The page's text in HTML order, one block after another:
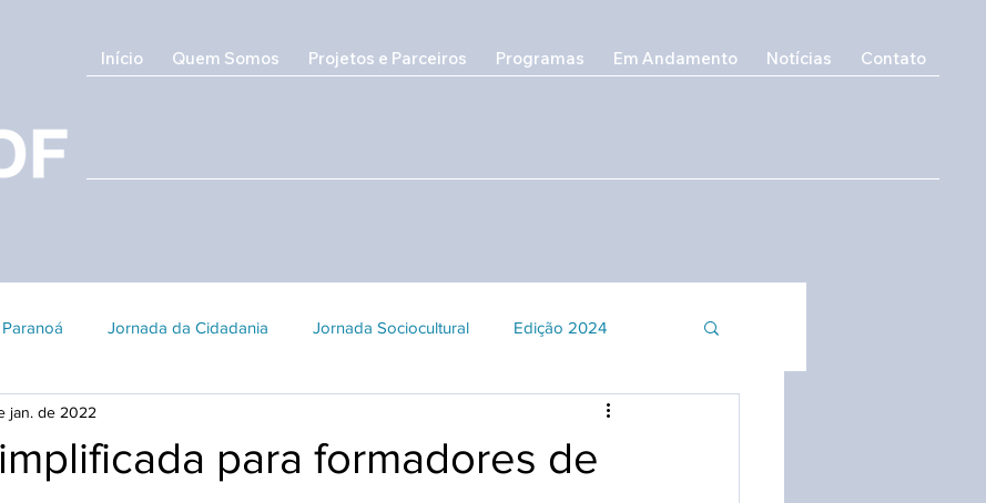
Início Quem Somos Projetos e Parceiros Programas Em Andamento Notícias Contato
Jornada da Cidadania Jornada Sociocultural Edição 2024
Galeria 2018
para formadores de
jan. de 2022